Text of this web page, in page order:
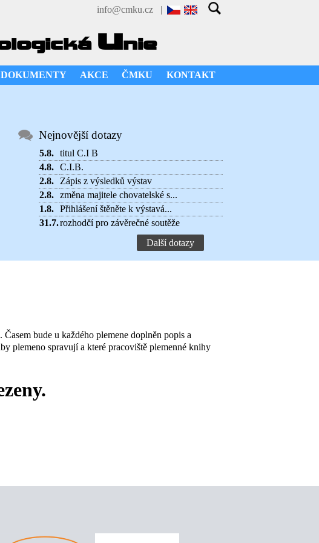
info@cmku.cz |
unie
DOKUMENTY AKCE ČMKU KONTAKT
Nejnovější dotazy
5.8. titul C.I B
4.8. C.I.B.
2.8.
Zápis z výsledků výstav
2.8. změna majitele chovatelské s...
1.8. Přihlášení štěněte k výstavá...
31.7.rozhodčí pro závěrečné soutěže
Další dotazy
bude u každého plemene doplněn popis a
plemeno spravují a které pracoviště plemenné knihy